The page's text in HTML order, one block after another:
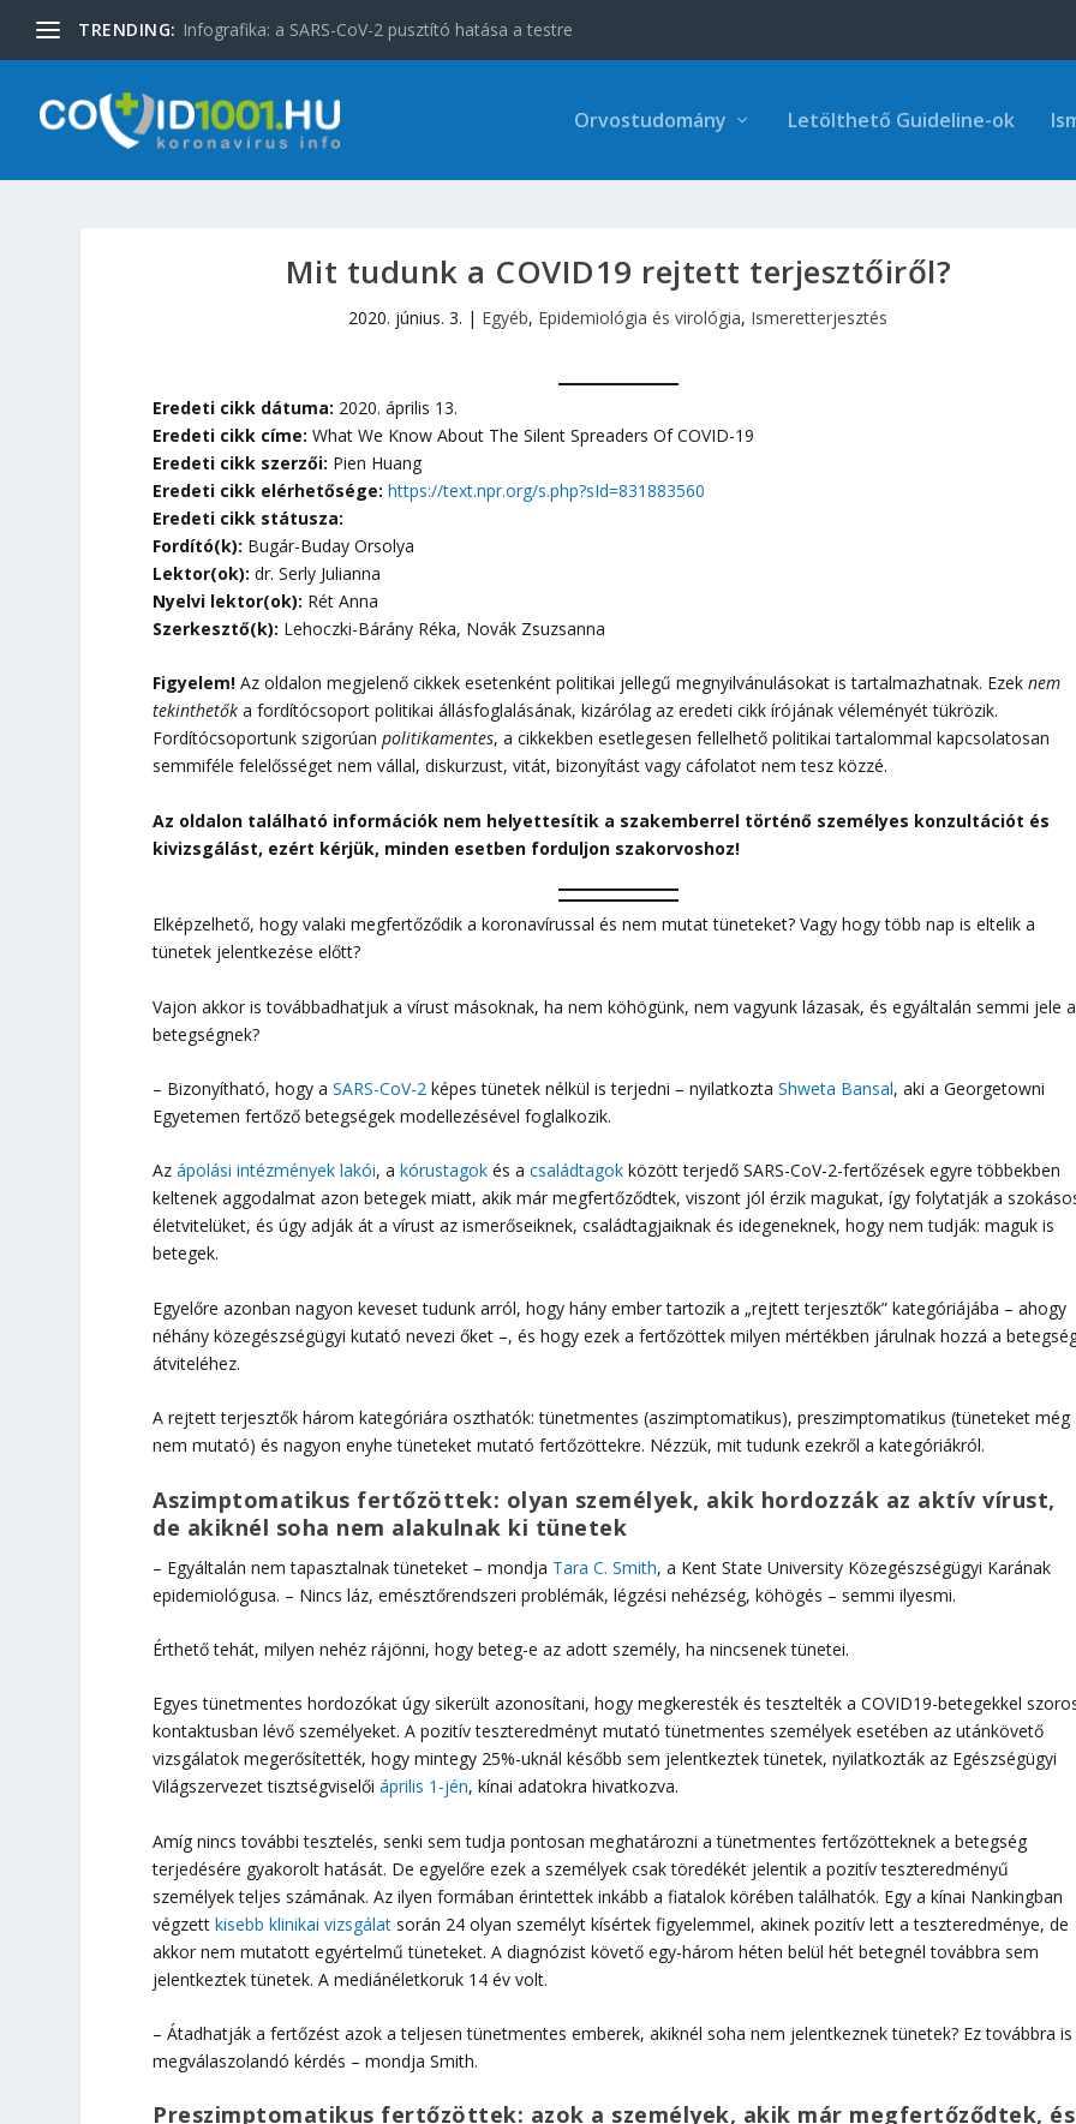
TRENDING: Infografika: a SARS-CoV-2 pusztító hatása a testre
Orvostudomány Letölthető Guideline-ok
Mit tudunk a COVID19 rejtett terjesztőiről?
2020. június. 3. | Egyéb, Epidemiológia és virológia, Ismeretterjesztés
Eredeti cikk dátuma: 2020. április 13.
Eredeti cikk címe: What We Know About The Silent Spreaders Of COVID-19
Eredeti cikk szerzői: Pien Huang
Eredeti cikk elérhetősége: https://text.npr.org/s.php?sId=831883560
Eredeti cikk státusza:
Fordító(k): Bugár-Buday Orsolya
Lektor(ok): dr. Serly Julianna
Nyelvi lektor(ok): Rét Anna
Szerkesztő(k): Lehoczki-Bárány Réka, Novák Zsuzsanna
Figyelem! Az oldalon megjelenő cikkek esetenként politikai jellegű megnyilvánulásokat is tartalmazhatnak. Ezeknem
tekinthetők a fordítócsoport politikai állásfoglalásának, kizárólag az eredeti cikk írójának véleményét tükrözik.
Fordítócsoportunk szigorúanpolitikamentes, a cikkekben esetlegesen fellelhető politikai tartalommal kapcsolatosan
semmiféle felelősséget nem vállal, diskurzust, vitát, bizonyítást vagy cáfolatot nem tesz közzé.
Az oldalon található információk nem helyettesítik a szakemberrel történő személyes konzultációt és
kivizsgálást, ezért kérjük, minden esetben forduljon szakorvoshoz!
Elképzelhető, hogy valaki megfertőződik a koronavírussal és nem mutat tüneteket? Vagy hogy több nap is eltelik a
tünetek jelentkezése előtt?
Vajon akkor is továbbadhatjuk a vírust másoknak, ha nem köhögünk, nem vagyunk lázasak, és egyáltalán semmi jele a
betegségnek?
– Bizonyítható, hogy aSARS-CoV-2 képes tünetek nélkül is terjedni – nyilatkoztaShweta Bansal, aki a Georgetowni
Egyetemen fertőző betegségek modellezésével foglalkozik.
Azápolási intézmények lakói, akórustagok és acsaládtagok között terjedő SARS-CoV-2-fertőzések egyre többekben
keltenek aggodalmat azon betegek miatt, akik már megfertőződtek, viszont jól érzik magukat, így folytatják a
életvitelüket, és úgy adják át a vírust az ismerőseiknek, családtagjaiknak és idegeneknek, hogy nem tudják: maguk is
betegek.
Egyelőre azonban nagyon keveset tudunk arról, hogy hány ember tartozik a „rejtett terjesztők” kategóriájába – ahogy
néhány közegészségügyi kutató nevezi őket –, és hogy ezek a fertőzöttek milyen mértékben járulnak hozzá a
átviteléhez.
A rejtett terjesztők három kategóriára oszthatók: tünetmentes (aszimptomatikus), preszimptomatikus (tüneteket még
nem mutató) és nagyon enyhe tüneteket mutató fertőzöttekre. Nézzük, mit tudunk ezekről a kategóriákról.
Aszimptomatikus fertőzöttek: olyan személyek, akik hordozzák az aktív vírust,
de akiknél soha nem alakulnak ki tünetek
– Egyáltalán nem tapasztalnak tüneteket – mondja Tara C. Smith, a Kent State University Közegészségügyi Karának
epidemiológusa. – Nincs láz, emésztőrendszeri problémák, légzési nehézség, köhögés – semmi ilyesmi.
Érthető tehát, milyen nehéz rájönni, hogy beteg-e az adott személy, ha nincsenek tünetei.
Egyes tünetmentes hordozókat úgy sikerült azonosítani, hogy megkeresték és tesztelték a COVID19-betegekkel
kontaktusban lévő személyeket. A pozitív teszteredményt mutató tünetmentes személyek esetében az utánkövető
vizsgálatok megerősítették, hogy mintegy 25%-uknál később sem jelentkeztek tünetek, nyilatkozták az Egészségügyi
Világszervezet tisztségviselőiáprilis 1-jén, kínai adatokra hivatkozva.
Amíg nincs további tesztelés, senki sem tudja pontosan meghatározni a tünetmentes fertőzötteknek a betegség
terjedésére gyakorolt hatását. De egyelőre ezek a személyek csak töredékét jelentik a pozitív teszteredményű
személyek teljes számának. Az ilyen formában érintettek inkább a fiatalok körében találhatók. Egy a kínai Nankingban
végzettkisebb klinikai vizsgálat során 24 olyan személyt kísértek figyelemmel, akinek pozitív lett a teszteredménye, de
akkor nem mutatott egyértelmű tüneteket. A diagnózist követő egy-három héten belül hét betegnél továbbra sem
jelentkeztek tünetek. A mediánéletkoruk 14 év volt.
– Átadhatják a fertőzést azok a teljesen tünetmentes emberek, akiknél soha nem jelentkeznek tünetek? Ez továbbra is
megválaszolandó kérdés – mondja Smith.
Preszimptomatikus fertőzöttek: azok a személyek, akik már megfertőződtek, és